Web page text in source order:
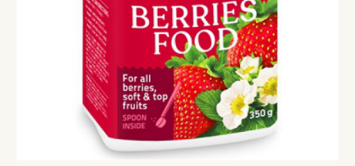
Vazonai
Vazos
Gedulas